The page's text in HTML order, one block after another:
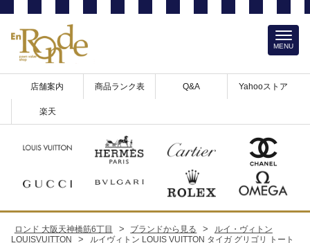
店舗案内 商品ランク表 Q&A Yahooストア
楽天
MENU
ロンド 大阪天神橋筋6丁目 > ブランドから見る >
ルイ・ヴィトン
LOUISVUITTON
>
ルイヴィトン LOUIS VUITTON タイガ グリゴリ トート